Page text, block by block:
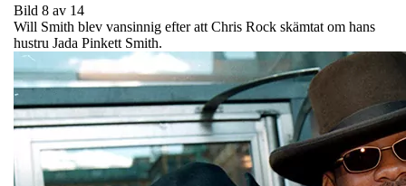
Bild 8 av 14
Will Smith blev vansinnig efter att Chris Rock skämtat om hans
hustru Jada Pinkett Smith.